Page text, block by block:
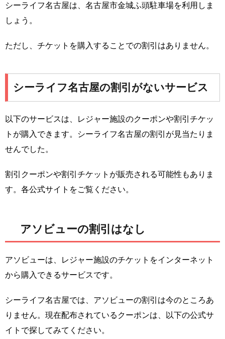
シーライフ名古屋は、名古屋市金城ふ頭駐車場を利用しま
しょう。
ただし、チケットを購入することでの割引はありません。
シーライフ名古屋の割引がないサービス
以下のサービスは、レジャー施設のクーポンや割引チケッ
トが購入できます。シーライフ名古屋の割引が見当たりま
せんでした。
割引クーポンや割引チケットが販売される可能性もありま
す。各公式サイトをご覧ください。
アソビューの割引はなし
アソビューは、レジャー施設のチケットをインターネット
から購入できるサービスです。
シーライフ名古屋では、アソビューの割引は今のところあ
りません。現在配布されているクーポンは、以下の公式サ
イトで探してみてください。